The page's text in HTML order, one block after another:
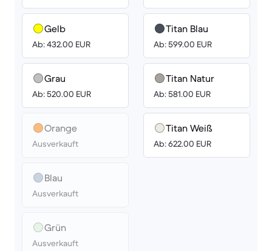
Gelb
Ab: 432.00 EUR
Grau
Ab: 520.00 EUR
Orange
Ausverkauft
Blau
Ausverkauft
Grün
Ausverkauft
Titan Blau
Ab: 599.00 EUR
Titan Natur
Ab: 581.00 EUR
Titan Weiß
Ab: 622.00 EUR